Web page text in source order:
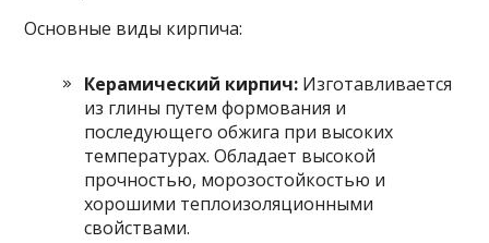
Основные виды кирпича:
Керамический кирпич: Изготавливается
из глины путем формования и
последующего обжига при высоких
температурах. Обладает высокой
прочностью, морозостойкостью и
хорошими теплоизоляционными
свойствами.